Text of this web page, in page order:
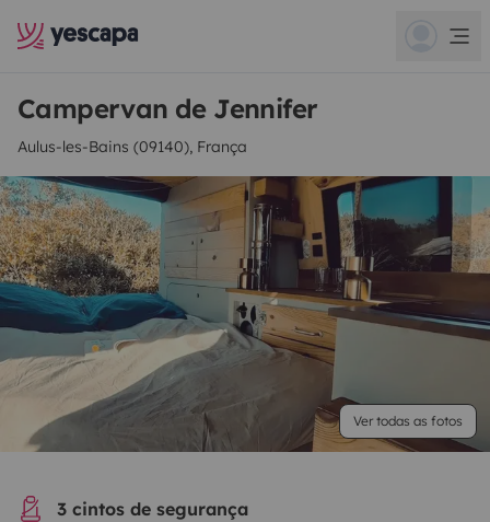
Campervan de Jennifer
Aulus-les-Bains (09140), França
Ver todas as fotos
3 cintos de segurança